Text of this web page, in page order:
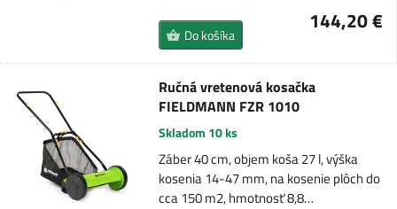
144,20 €
Do košíka
Ručná vretenová kosačka
FIELDMANN FZR 1010
Skladom 10 ks
Záber 40 cm, objem koša 27 l, výška
kosenia 14-47 mm, na kosenie plôch do
cca 150 m2, hmotnosť 8,8…